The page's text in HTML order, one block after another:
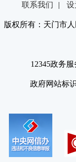
联系我们 | 设
版权所有：天门市
12345政务
政府网站标